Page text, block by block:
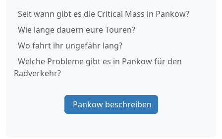
Seit wann gibt es die Critical Mass in Pankow?
Wie lange dauern eure Touren?
Wo fahrt ihr ungefähr lang?
Welche Probleme gibt es in Pankow für den
Radverkehr?
Pankow beschreiben